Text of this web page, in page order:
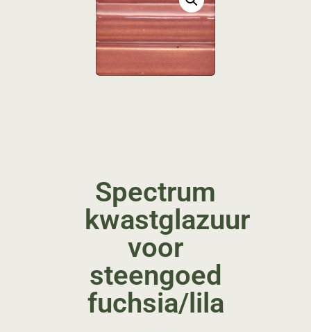
Spectrum
kwastglazuur
voor
steengoed
fuchsia/lila